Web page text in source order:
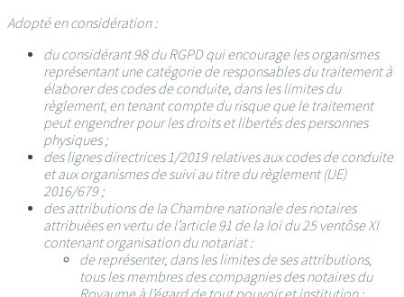
Adopté en considération :
du considérant 98 du RGPD qui encourage les organismes
représentant une catégorie de responsables du traitement à
élaborer des codes de conduite, dans les limites du
règlement, en tenant compte du risque que le traitement
peut engendrer pour les droits et libertés des personnes
physiques ;
des lignes directrices 1/2019 relatives aux codes de conduite
et aux organismes de suivi au titre du règlement (UE)
2016/679 ;
des attributions de la Chambre nationale des notaires
attribuées en vertu de l’article 91 de la loi du 25 ventôse XI
contenant organisation du notariat :
de représenter, dans les limites de ses attributions,
tous les membres des compagnies des notaires du